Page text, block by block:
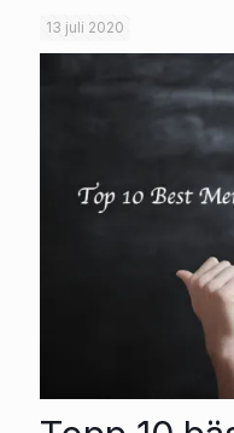
13 juli 2020